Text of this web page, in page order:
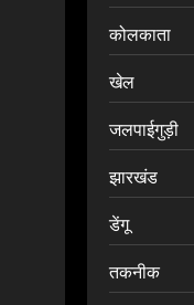
कोलकाता
खेल
जलपाईगुड़ी
झारखंड
डेंगू
तकनीक